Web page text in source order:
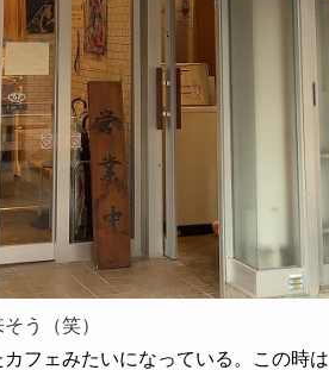
う（笑）
フェみたいになっている。この時は